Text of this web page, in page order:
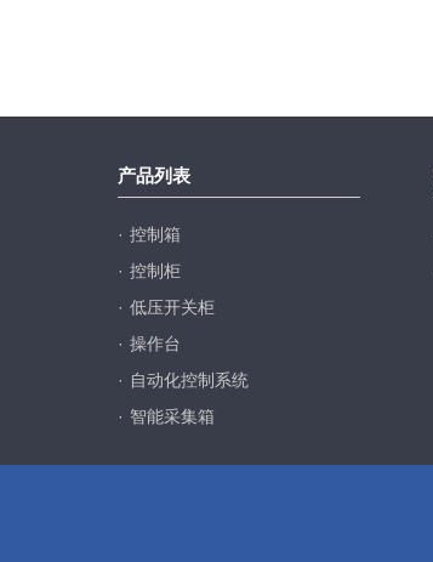
产品列表
· 控制箱
· 控制柜
· 低压开关柜
· 操作台
· 自动化控制系统
· 智能采集箱